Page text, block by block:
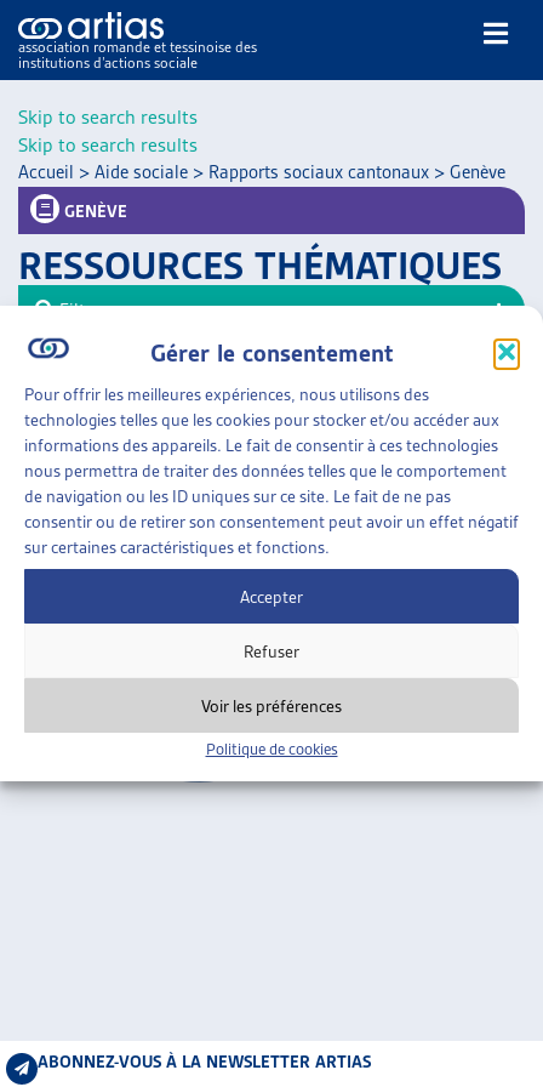
Skip to search results
Gérer le consentement
Pour offrir les meilleures expériences, nous utilisons des
technologies telles que les cookies pour stocker et/ou accéder aux
informations des appareils. Le fait de consentir à ces technologies
nous permettra de traiter des données telles que le comportement
de navigation ou les ID uniques sur ce site. Le fait de ne pas
consentir ou de retirer son consentement peut avoir un effet négatif
sur certaines caractéristiques et fonctions.
Accepter
Refuser
Voir les préférences
Politique de cookies
Skip to search results
association romande et tessinoise des
institutions d’actions sociale
NOS PUBLICATIONS
DOSSIERS DU MOIS
VEILLE
RESSOURCES
THÉMATIQUES
GUIDE SOCIAL ROMAND
AUTRES
ARTIAS
PROJETS ET ACTIVITÉS
Accueil > Aide sociale > Rapports sociaux cantonaux > Genève
GENÈVE
RESSOURCES THÉMATIQUES
AIDE SOCIALE»RAPPORTS SOCIAUX CANTONAUX
»GENÈVE
RAPPORT D’OBSERVATION SUR LA PAUVRETÉ
Canton de Genève, sept. 2016
Genève
Filtrer
Trier
ABONNEZ-VOUS À LA NEWSLETTER ARTIAS